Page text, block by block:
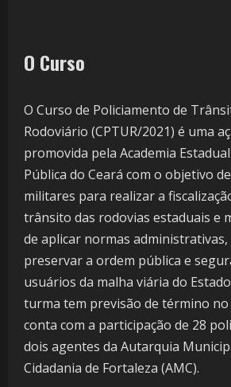
O Curso
O Curso de Policiamento de
Rodoviário (CPTUR/2021) é uma
promovida pela Academia
Pública do Ceará com o objetivo
militares para realizar a
trânsito das rodovias estaduais e
de aplicar normas administrativas,
preservar a ordem pública e
usuários da malha viária do
turma tem previsão de término
conta com a participação de 28
dois agentes da Autarquia
Cidadania de Fortaleza (AMC).